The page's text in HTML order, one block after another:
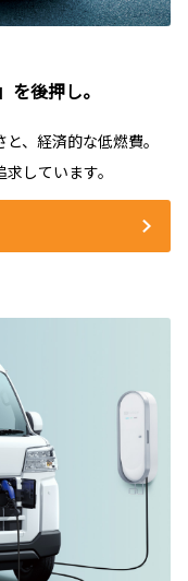
後押し。
、経済的な低燃費。
しています。